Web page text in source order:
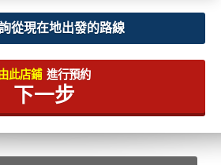
從現在地出發的路線
此店鋪 進行預約
下一步